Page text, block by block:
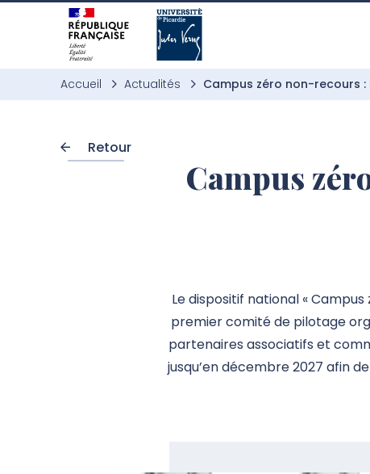
Aller à l’entête de page
Aller au menu principale
Aller au contenu principal
Aller à la recherche
Passer aux cookies
Aller au pied de page
Accueil Actualités Campus zéro non-recours :
Retour
Campus
Le dispositif national «
premier comité de pilotage
partenaires associatifs et
jusqu’en décembre 2027 afin